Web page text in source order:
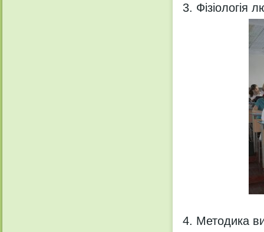
Фізіологія
Методика